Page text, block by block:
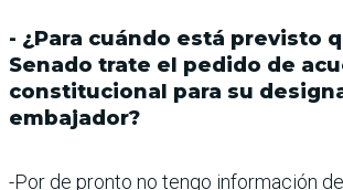
- ¿Para cuándo está previsto
Senado trate el pedido de
constitucional para su
embajador?
-Por de pronto no tengo información